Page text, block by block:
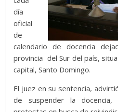
día
oficial
de
calendario de docencia
provincia del Sur del país,
capital, Santo Domingo.
El juez en su sentencia,
de suspender la